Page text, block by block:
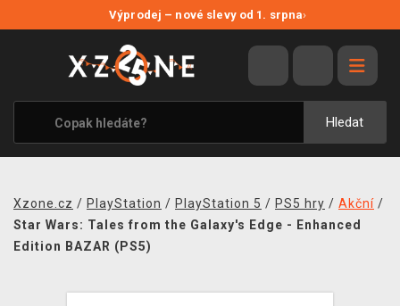
Výprodej – nové slevy od 1. srpna›
Hledat
VÝPRODEJ
VIDEOHRY
XZONE ORIGINALS
TÉMATIKY
MERCHANDISE
Xzone.cz / PlayStation / PlayStation 5 / PS5 hry / Akční /
Star Wars: Tales from the Galaxy's Edge - Enhanced
Edition BAZAR (PS5)